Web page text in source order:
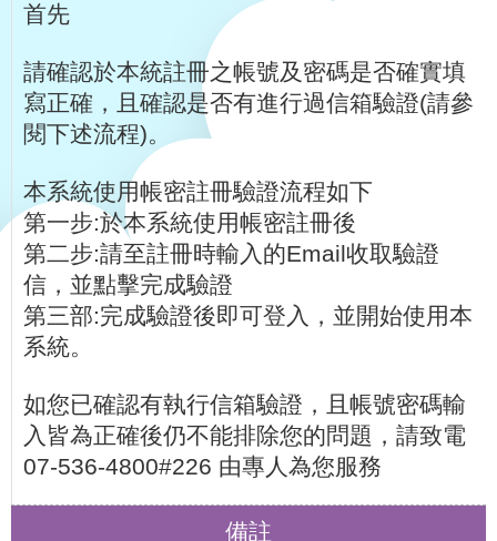
首先
請確認於本統註冊之帳號及密碼是否確實填
寫正確，且確認是否有進行過信箱驗證(請參
閱下述流程)。
本系統使用帳密註冊驗證流程如下
第一步:於本系統使用帳密註冊後
第二步:請至註冊時輸入的Email收取驗證
信，並點擊完成驗證
第三部:完成驗證後即可登入，並開始使用本
系統。
如您已確認有執行信箱驗證，且帳號密碼輸
入皆為正確後仍不能排除您的問題，請致電
07-536-4800#226 由專人為您服務
備註